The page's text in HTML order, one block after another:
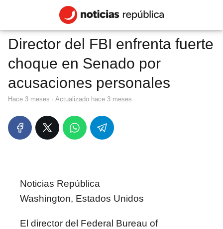
Director del FBI enfrenta fuerte
choque en Senado por
acusaciones personales
hace 3 meses · Actualizado hace 3 meses
Noticias República
Washington, Estados Unidos
El director del Federal Bureau of